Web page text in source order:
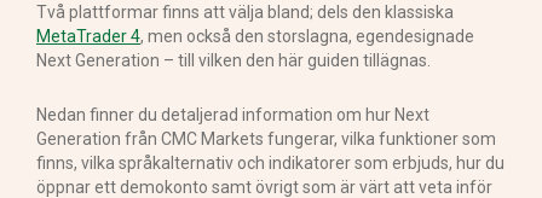
Två plattformar finns att välja bland; dels den klassiska
MetaTrader 4, men också den storslagna, egendesignade
Next Generation – till vilken den här guiden tillägnas.
Nedan finner du detaljerad information om hur Next
Generation från CMC Markets fungerar, vilka funktioner som
finns, vilka språkalternativ och indikatorer som erbjuds, hur du
öppnar ett demokonto samt övrigt som är värt att veta inför